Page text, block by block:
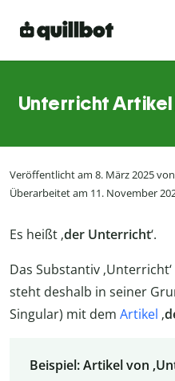
Unterricht Artikel
Veröffentlicht am 8. März 2025 von
Überarbeitet am 11. November
Es heißt ‚der Unterricht‘.
Das Substantiv
steht deshalb in seiner
Singular) mit dem Artikel ‚
Beispiel: Artikel von